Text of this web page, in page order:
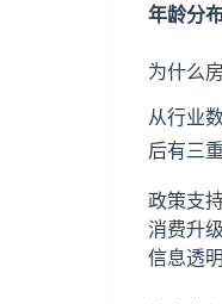
年龄分
为什么
从行业
后有三
政策支
消费升
信息透